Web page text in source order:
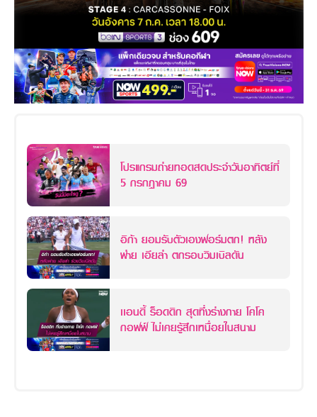
โปรแกรมถ่ายทอดสดประจำวันอาทิตย์ที่
5 กรกฎาคม 69
อิก้า ยอมรับตัวเองฟอร์มตก! หลัง
พ่าย เอียล่า ตกรอบวิมเบิลดัน
เเอนดี้ ร็อดดิก สุดทึ่งร่างกาย โคโค
กอฟฟ์ ไม่เคยรู้สึกเหนื่อยในสนาม